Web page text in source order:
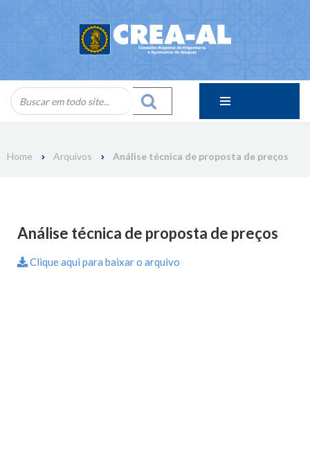
Home Arquivos Análise técnica de proposta de preços
Análise técnica de proposta de preços
Clique aqui para baixar o arquivo